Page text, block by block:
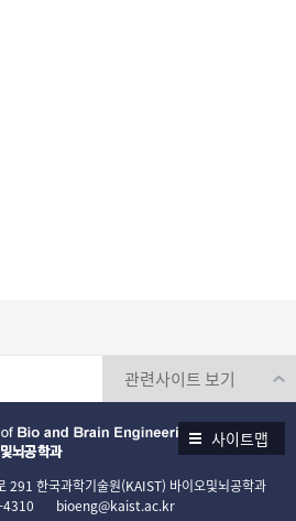
사이트맵
291 한국과학기술원(KAIST) 바이오및뇌공학과
bioeng@kaist.ac.kr